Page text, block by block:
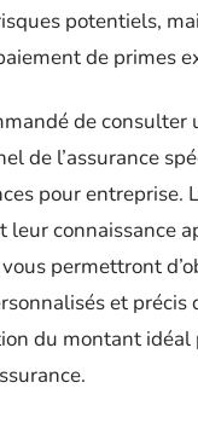
potentiels,
de primes
de consulter
de l’assurance
pour entreprise.
leur connaissance
permettront
et précis
du montant idéal